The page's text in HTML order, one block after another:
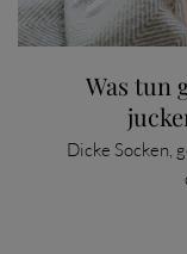
Was tun
Dicke Socken,